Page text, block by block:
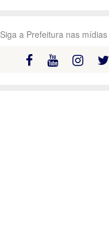
Siga a Prefeitura nas